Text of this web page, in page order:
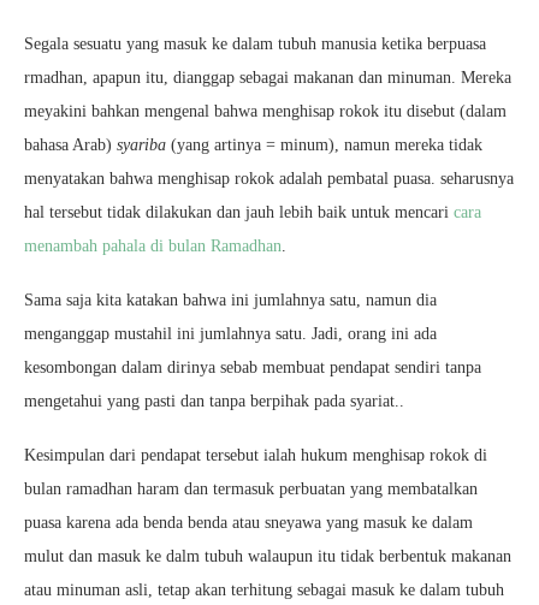
Segala sesuatu yang masuk ke dalam tubuh manusia ketika berpuasa
rmadhan, apapun itu, dianggap sebagai makanan dan minuman. Mereka
meyakini bahkan mengenal bahwa menghisap rokok itu disebut (dalam
bahasa Arab) syariba (yang artinya = minum), namun mereka tidak
menyatakan bahwa menghisap rokok adalah pembatal puasa. seharusnya
hal tersebut tidak dilakukan dan jauh lebih baik untuk mencari cara
menambah pahala di bulan Ramadhan.
Sama saja kita katakan bahwa ini jumlahnya satu, namun dia
menganggap mustahil ini jumlahnya satu. Jadi, orang ini ada
kesombongan dalam dirinya sebab membuat pendapat sendiri tanpa
mengetahui yang pasti dan tanpa berpihak pada syariat..
Kesimpulan dari pendapat tersebut ialah hukum menghisap rokok di
bulan ramadhan haram dan termasuk perbuatan yang membatalkan
puasa karena ada benda benda atau sneyawa yang masuk ke dalam
mulut dan masuk ke dalm tubuh walaupun itu tidak berbentuk makanan
atau minuman asli, tetap akan terhitung sebagai masuk ke dalam tubuh